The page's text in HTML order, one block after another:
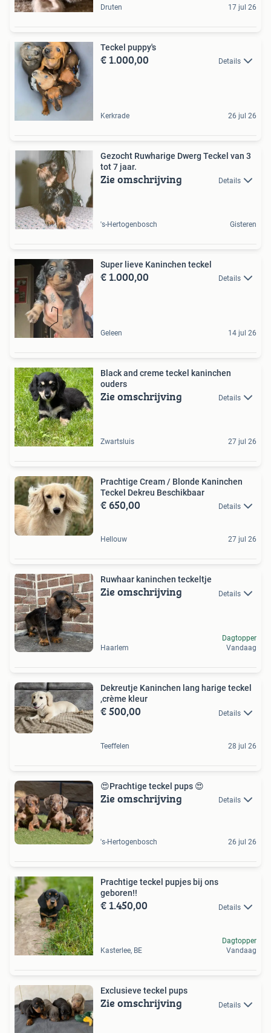
Druten 17 jul 26
Teckel puppy's
€ 1.000,00 Details
Kerkrade 26 jul 26
Gezocht Ruwharige Dwerg Teckel van 3
tot 7 jaar.
Zie omschrijving Details
's-Hertogenbosch Gisteren
Super lieve Kaninchen teckel
€ 1.000,00 Details
Geleen 14 jul 26
Black and creme teckel kaninchen
ouders
Zie omschrijving Details
Zwartsluis 27 jul 26
Prachtige Cream / Blonde Kaninchen
Teckel Dekreu Beschikbaar
€ 650,00 Details
Hellouw 27 jul 26
Ruwhaar kaninchen teckeltje
Zie omschrijving Details
Haarlem
Dagtopper
Vandaag
Dekreutje Kaninchen lang harige teckel
,crème kleur
€ 500,00 Details
Teeffelen 28 jul 26
😍Prachtige teckel pups 😍
Zie omschrijving Details
's-Hertogenbosch 26 jul 26
Prachtige teckel pupjes bij ons
geboren!!
€ 1.450,00 Details
Kasterlee, BE
Dagtopper
Vandaag
Exclusieve teckel pups
Zie omschrijving Details